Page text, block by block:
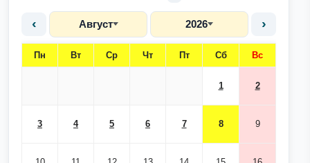
‹ Август 2026 ›
Пн Вт Ср Чт Пт Сб Вс
1 2
3 4 5 6 7 8 9